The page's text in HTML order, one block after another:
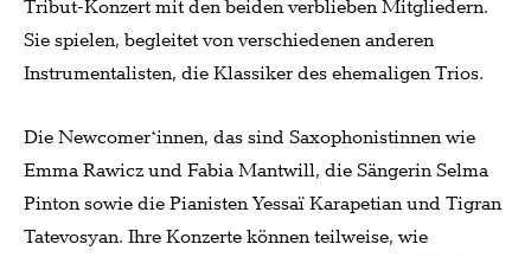
Tribut-Konzert mit den beiden verblieben Mitgliedern.
Sie spielen, begleitet von verschiedenen anderen
Instrumentalisten, die Klassiker des ehemaligen Trios.
Die Newcomer*innen, das sind Saxophonistinnen wie
Emma Rawicz und Fabia Mantwill, die Sängerin Selma
Pinton sowie die Pianisten Yessaï Karapetian und Tigran
Tatevosyan. Ihre Konzerte können teilweise, wie